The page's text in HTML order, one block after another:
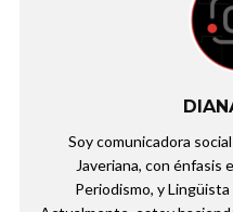
Soy comunicadora
Javeriana, con énfasis
Periodismo, y